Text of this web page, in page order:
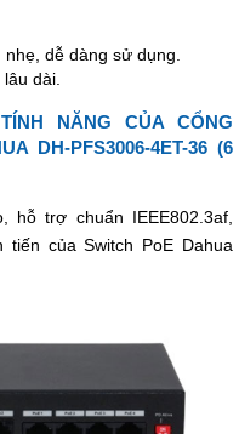
dễ dàng sử dụng.
dài.
NĂNG CỦA CỔNG
DH-PFS3006-4ET-36 (6
hỗ trợ chuẩn IEEE802.3af,
tiến của Switch PoE Dahua